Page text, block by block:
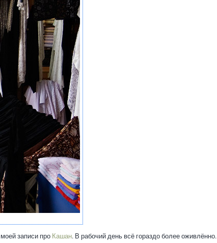
записи про Кашан. В рабочий день всё гораздо более оживлённо.